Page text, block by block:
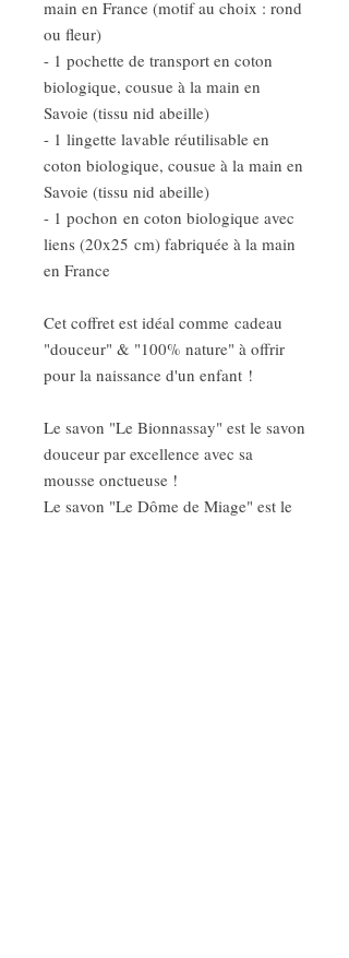
main en France (motif au choix : rond
ou fleur)
- 1 pochette de transport en coton
biologique, cousue à la main en
Savoie (tissu nid abeille)
- 1 lingette lavable réutilisable en
coton biologique, cousue à la main en
Savoie (tissu nid abeille)
- 1 pochon en coton biologique avec
liens (20x25 cm) fabriquée à la main
en France
Cet coffret est idéal comme cadeau
"douceur" & "100% nature" à offrir
pour la naissance d'un enfant !
Le savon "Le Bionnassay" est le savon
douceur par excellence avec sa
mousse onctueuse !
Le savon "Le Dôme de Miage" est le